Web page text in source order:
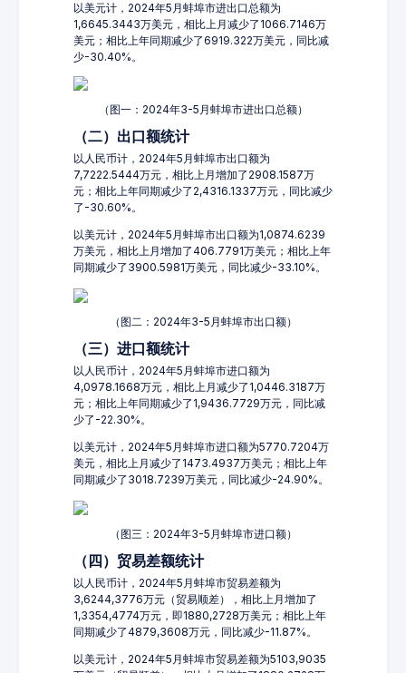
以美元计，2024年5月蚌埠市进出口总额为
1,6645.3443万美元，相比上月减少了1066.7146万
美元；相比上年同期减少了6919.322万美元，同比减
少-30.40%。
（图一：2024年3-5月蚌埠市进出口总额）
（二）出口额统计
以人民币计，2024年5月蚌埠市出口额为
7,7222.5444万元，相比上月增加了2908.1587万
元；相比上年同期减少了2,4316.1337万元，同比减少
了-30.60%。
以美元计，2024年5月蚌埠市出口额为1,0874.6239
万美元，相比上月增加了406.7791万美元；相比上年
同期减少了3900.5981万美元，同比减少-33.10%。
（图二：2024年3-5月蚌埠市出口额）
（三）进口额统计
以人民币计，2024年5月蚌埠市进口额为
4,0978.1668万元，相比上月减少了1,0446.3187万
元；相比上年同期减少了1,9436.7729万元，同比减
少了-22.30%。
以美元计，2024年5月蚌埠市进口额为5770.7204万
美元，相比上月减少了1473.4937万美元；相比上年
同期减少了3018.7239万美元，同比减少-24.90%。
（图三：2024年3-5月蚌埠市进口额）
（四）贸易差额统计
以人民币计，2024年5月蚌埠市贸易差额为
3,6244,3776万元（贸易顺差），相比上月增加了
1,3354,4774万元，即1880,2728万美元；相比上年
同期减少了4879,3608万元，同比减少-11.87%。
以美元计，2024年5月蚌埠市贸易差额为5103,9035